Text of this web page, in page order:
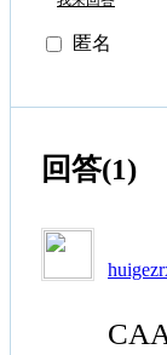
匿名
回答(1)